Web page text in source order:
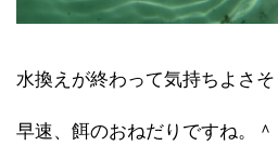
水換えが終わって気持ちよさそ
早速、餌のおねだりですね。＾